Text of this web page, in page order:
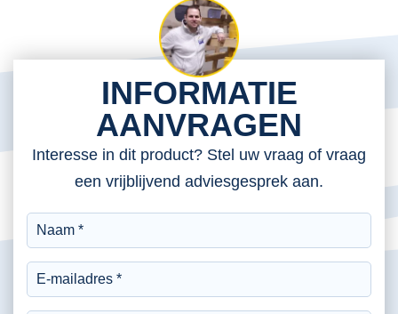
INFORMATIE
AANVRAGEN
Interesse in dit product? Stel uw vraag of vraag
een vrijblijvend adviesgesprek aan.